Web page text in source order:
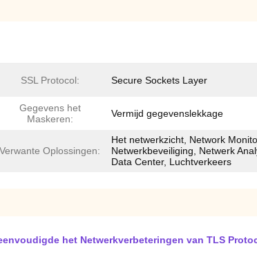
SSL Protocol: Secure Sockets Layer
Gegevens het
Maskeren:
Vermijd gegevenslekkage
Verwante Oplossingen:
Het netwerkzicht, Network
Netwerkbeveiliging, Netwerk
Data Center, Luchtverkeers
het Netwerkverbeteringen van TLS